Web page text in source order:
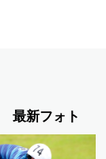
最新フォト